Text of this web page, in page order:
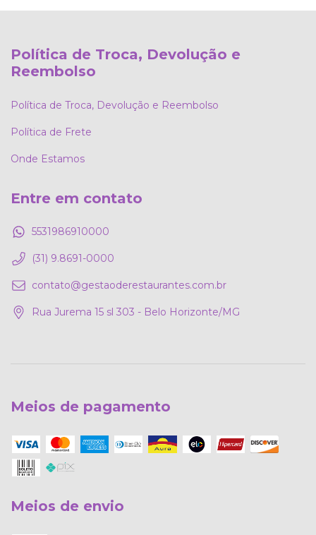
Política de Troca, Devolução e
Reembolso
Política de Troca, Devolução e Reembolso
Política de Frete
Onde Estamos
Entre em contato
5531986910000
(31) 9.8691-0000
contato@gestaoderestaurantes.com.br
Rua Jurema 15 sl 303 - Belo Horizonte/MG
Meios de pagamento
Meios de envio